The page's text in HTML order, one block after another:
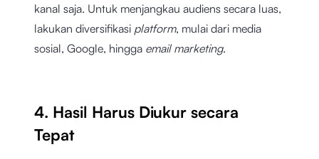
kanal saja. Untuk menjangkau audiens secara luas,
lakukan diversifikasi platform, mulai dari media
sosial, Google, hingga email marketing.
4. Hasil Harus Diukur secara
Tepat